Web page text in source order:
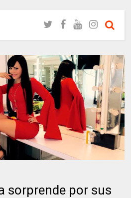
sorprende por sus